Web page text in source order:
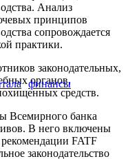
Анализ
принципов
сопровождается
практики.
законодательных,
органов,
средств.
Всемирного банка
В него включены
FATF
законодательство
финансы